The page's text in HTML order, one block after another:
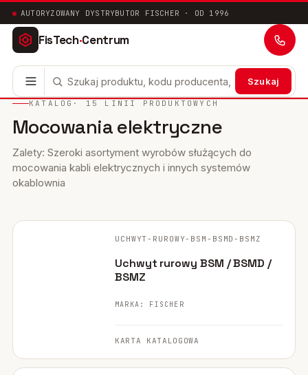
AUTORYZOWANY DYSTRYBUTOR FISCHER · OD 1996
FisTech·Centrum
Szukaj
Kotwy stalowe
Mocowania chemiczne
Mocowania ramowe
Systemy instalacyjne
Mocowania w pustych przestrzeniach
Mocowania sanitarne
Mocowania ociepleń
Mocowania do rusztowań 6
KATALOG · 15 LINII PRODUKTOWYCH
Mocowania elektryczne
Zalety: Szeroki asortyment wyrobów służących do
mocowania kabli elektrycznych i innych systemów
okablownia
ORYGINALNE ZDJĘCIE
UCHWYT-RUROWY-BSM-BSMD-BSMZ
Uchwyt rurowy BSM / BSMD /
BSMZ
MARKA: FISCHER
KARTA KATALOGOWA
FISCHER ·
ORYGINALNE ZDJĘCIE